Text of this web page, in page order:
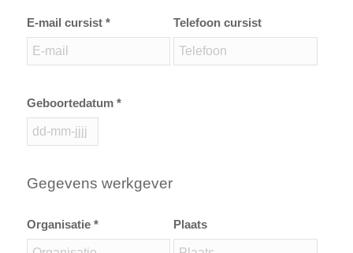
E-mail cursist * Telefoon cursist
Geboortedatum *
Gegevens werkgever
Organisatie * Plaats